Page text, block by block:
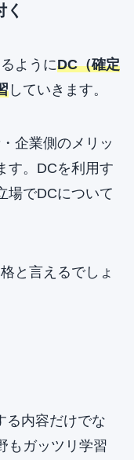
ようにDC（確定
していきます。
企業側のメリッ
す。DCを利用す
場でDCについて
と言えるでしょ
る内容だけでな
もガッツリ学習